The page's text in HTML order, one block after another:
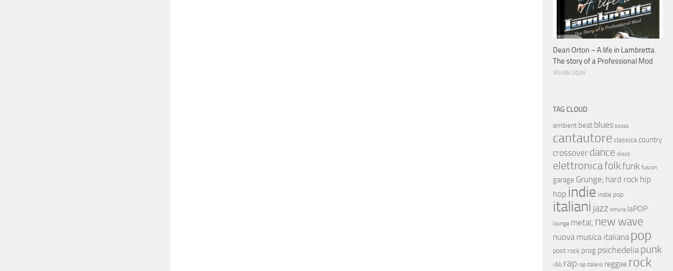
Dean Orton – A life in Lambretta.
The story of a Professional Mod
30/06/2026
TAG CLOUD
ambient beat blues bossa
cantautore classica country
crossover dance disco
elettronicafolkfunk fusion
garage Grunge; hard rock hip
hop indie indie pop
italiani jazz kimura laPOP
lounge metal; new wave
nuova musica italiana pop
post rock prog psichedeliapunk
r&b rap rap italiano reggae rock